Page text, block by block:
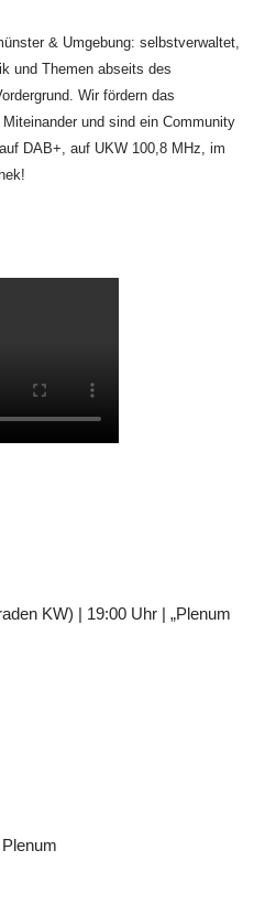
& Umgebung: selbstverwaltet,
und Themen abseits des
Wir fördern das
und sind ein Community
DAB+, auf UKW 100,8 MHz, im
KW) | 19:00 Uhr | „Plenum